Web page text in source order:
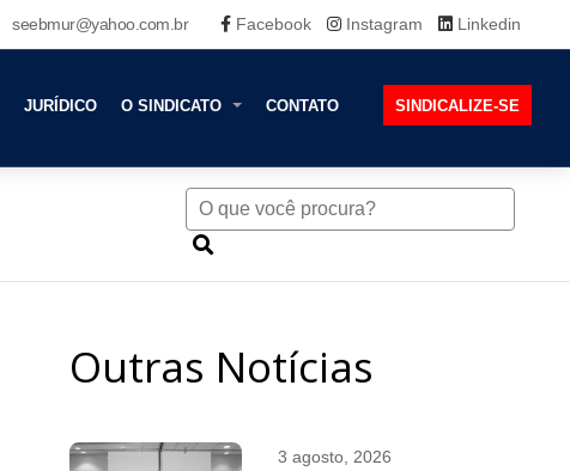
seebmur@yahoo.com.br Facebook Instagram Linkedin
JURÍDICO O SINDICATO CONTATO SINDICALIZE-SE
Outras Notícias
3 agosto, 2026